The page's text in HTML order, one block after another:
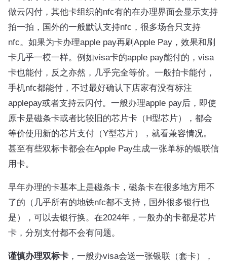
做云闪付，其他卡组织的nfc有的在办理界面会显示支持
拍一拍，国外的一般默认支持nfc，很多场合只支持
nfc。如果为卡办理apple pay再刷Apple Pay，效果和刷
卡几乎一模一样。例如visa卡的apple pay能付的，visa
卡也能付，反之亦然，几乎完全等价。一般拍卡能付，
手机nfc都能付，不过最好确认下店家有没有标注
applepay或者支持云闪付。一般办理apple pay后，即使
原卡是磁条卡或者比较旧的芯片卡（H型芯片），都会
等价使用新的芯片支付（Y型芯片），就看兼容情况。
甚至有些双标卡都会在Apple Pay生成一张单标的银联信
用卡。
早年办理的卡基本上是磁条卡，磁条卡在很多地方用不
了的（几乎所有的地铁nfc都不支持，国外很多银行也
是），可以去银行换。在2024年，一般办的卡都是芯片
卡，分别支付都不会有问题。
谨慎办理双标卡 ，一般办visa会送一张银联（套卡），